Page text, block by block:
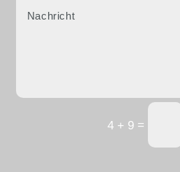
4 + 9=